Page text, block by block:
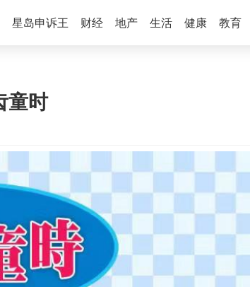
星岛申诉王 财经 地产 生活 健康 教育
童时